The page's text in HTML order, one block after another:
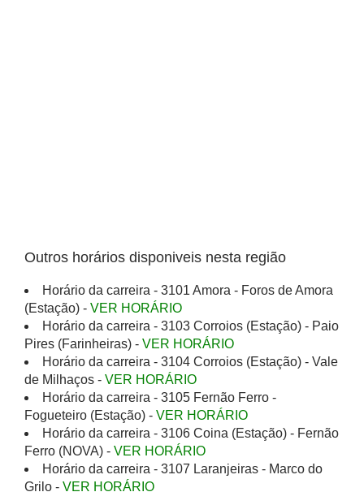
Outros horários disponiveis nesta região
Horário da carreira - 3101 Amora - Foros de Amora
(Estação) - VER HORÁRIO
Horário da carreira - 3103 Corroios (Estação) - Paio
Pires (Farinheiras) - VER HORÁRIO
Horário da carreira - 3104 Corroios (Estação) - Vale
de Milhaços - VER HORÁRIO
Horário da carreira - 3105 Fernão Ferro -
Fogueteiro (Estação) - VER HORÁRIO
Horário da carreira - 3106 Coina (Estação) - Fernão
Ferro (NOVA) - VER HORÁRIO
Horário da carreira - 3107 Laranjeiras - Marco do
Grilo - VER HORÁRIO